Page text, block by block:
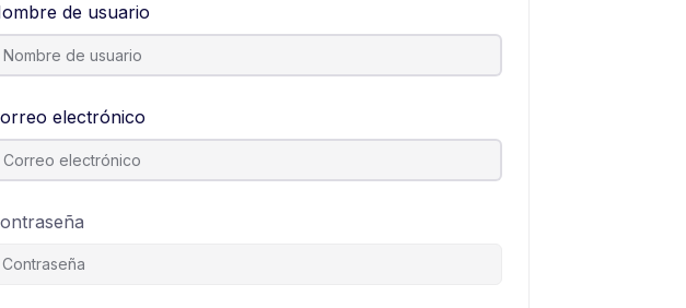
de usuario
electrónico